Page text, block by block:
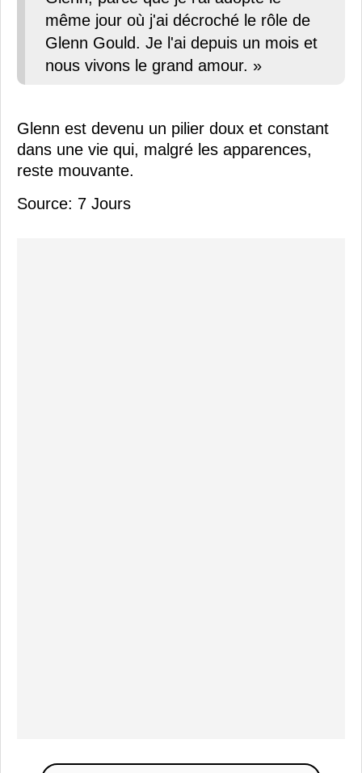
même jour où j'ai décroché le rôle de
Glenn Gould. Je l'ai depuis un mois et
nous vivons le grand amour. »
Glenn est devenu un pilier doux et constant
dans une vie qui, malgré les apparences,
reste mouvante.
Source: 7 Jours